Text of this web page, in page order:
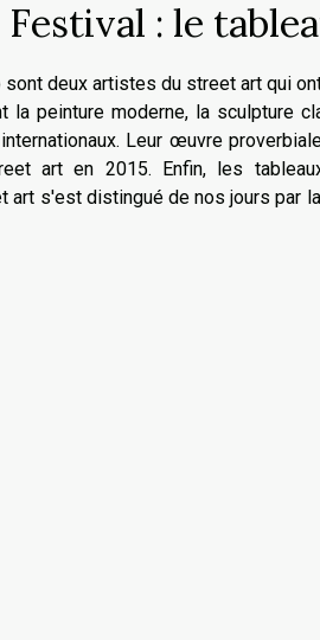
: le
deux artistes du street art qui
la peinture moderne, la sculpture
Leur œuvre
art en 2015. Enfin, les
s'est distingué de nos jours par